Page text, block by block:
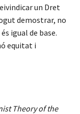
un Dret
demostrar, no
igual de base.
equitat i
Theory of the